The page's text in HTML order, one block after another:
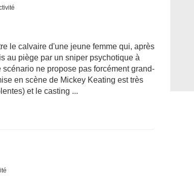
le calvaire d'une jeune femme qui, après
au piège par un sniper psychotique à
ne propose pas forcément grand-
en scène de Mickey Keating est très
et le casting ...